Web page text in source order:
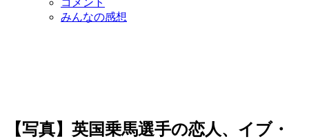
みんなの感想
【写真】英国乗馬選手の恋人、イブ・